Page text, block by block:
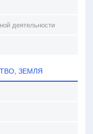
деятельности
ЗЕМЛЯ